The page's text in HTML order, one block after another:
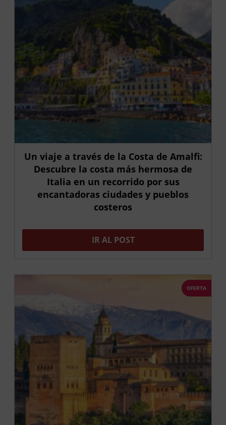
Un viaje a través de la Costa de Amalfi:
Descubre la costa más hermosa de
Italia en un recorrido por sus
encantadoras ciudades y pueblos
costeros
IR AL POST
OFERTA